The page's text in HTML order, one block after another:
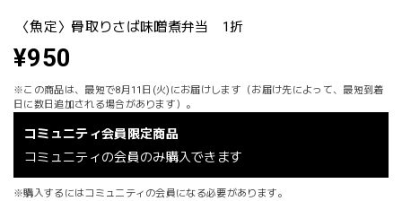
〈魚定〉骨取りさば味噌煮弁当 1折
¥950
※この商品は、最短で8月11日(火)にお届けします（お届け先によって、最短到着
日に数日追加される場合があります）。
コミュニティ会員限定商品
コミュニティの会員のみ購入できます
※購入するにはコミュニティの会員になる必要があります。